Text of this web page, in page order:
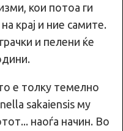
кои потоа ги
крај и ние самите.
и пелени ќе
е толку темелно
sakaiensis му
наоѓа начин. Во